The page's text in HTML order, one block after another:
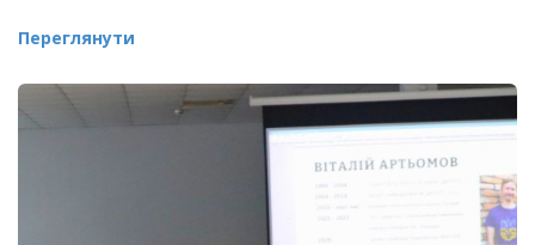
Переглянути